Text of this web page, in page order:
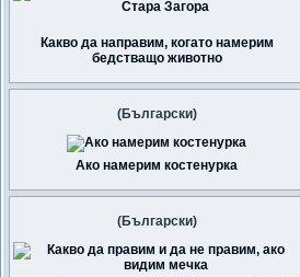
Какво да направим, когато намерим
бедстващо животно
(Български)
Ако намерим костенурка
(Български)